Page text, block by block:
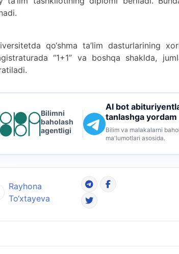
qo‘shma ta’lim dasturlarining
“1+1” va boshqa shaklda,
Bilimni
baholash
agentligi
AI bot
tanlashga
Bilim va malakalarni
ma'lumotlari asosida.
Rayhona
To‘xtayeva